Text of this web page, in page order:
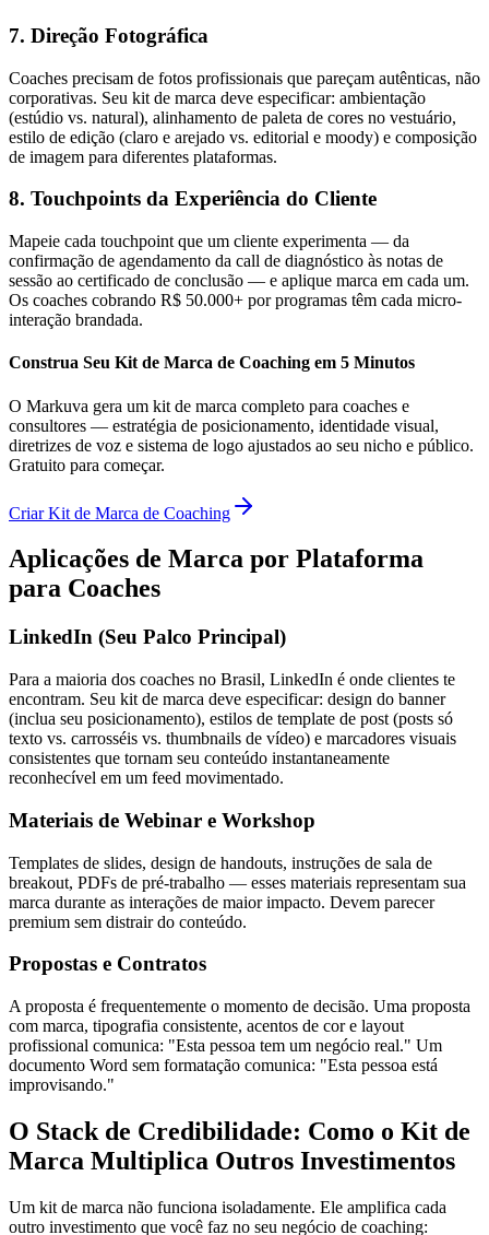
7. Direção Fotográfica
Coaches precisam de fotos profissionais que pareçam autênticas, não
corporativas. Seu kit de marca deve especificar: ambientação
(estúdio vs. natural), alinhamento de paleta de cores no vestuário,
estilo de edição (claro e arejado vs. editorial e moody) e composição
de imagem para diferentes plataformas.
8. Touchpoints da Experiência do Cliente
Mapeie cada touchpoint que um cliente experimenta — da
confirmação de agendamento da call de diagnóstico às notas de
sessão ao certificado de conclusão — e aplique marca em cada um.
Os coaches cobrando R$ 50.000+ por programas têm cada micro-
interação brandada.
Construa Seu Kit de Marca de Coaching em 5 Minutos
O Markuva gera um kit de marca completo para coaches e
consultores — estratégia de posicionamento, identidade visual,
diretrizes de voz e sistema de logo ajustados ao seu nicho e público.
Gratuito para começar.
Criar Kit de Marca de Coaching
Aplicações de Marca por Plataforma
para Coaches
LinkedIn (Seu Palco Principal)
Para a maioria dos coaches no Brasil, LinkedIn é onde clientes te
encontram. Seu kit de marca deve especificar: design do banner
(inclua seu posicionamento), estilos de template de post (posts só
texto vs. carrosséis vs. thumbnails de vídeo) e marcadores visuais
consistentes que tornam seu conteúdo instantaneamente
reconhecível em um feed movimentado.
Materiais de Webinar e Workshop
Templates de slides, design de handouts, instruções de sala de
breakout, PDFs de pré-trabalho — esses materiais representam sua
marca durante as interações de maior impacto. Devem parecer
premium sem distrair do conteúdo.
Propostas e Contratos
A proposta é frequentemente o momento de decisão. Uma proposta
com marca, tipografia consistente, acentos de cor e layout
profissional comunica: "Esta pessoa tem um negócio real." Um
documento Word sem formatação comunica: "Esta pessoa está
improvisando."
O Stack de Credibilidade: Como o Kit de
Marca Multiplica Outros Investimentos
Um kit de marca não funciona isoladamente. Ele amplifica cada
outro investimento que você faz no seu negócio de coaching: